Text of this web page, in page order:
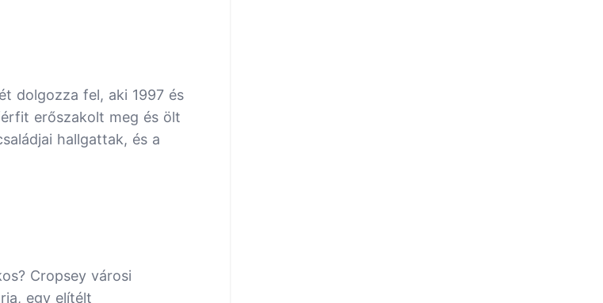
dolgozza fel, aki 1997 és
erőszakolt meg és ölt
hallgattak, és a
Cropsey városi
egy elítélt